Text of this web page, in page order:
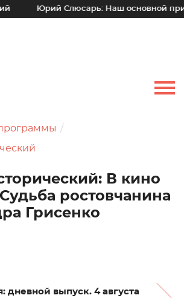
Юрий Слюсарь: Наш основной принцип –
В кино
ростовчанина
Грисенко
дневной выпуск. 4 августа